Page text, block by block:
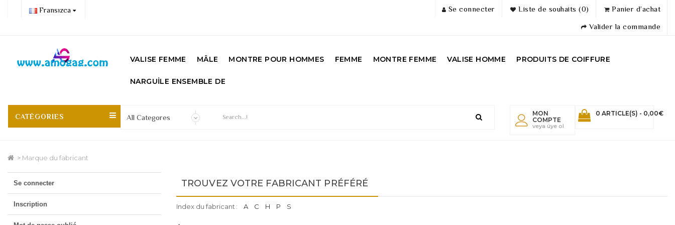
Fransızca Se connecter Liste de souhaits (0) Panier d’achat
Valider la commande
VALISE FEMME MÂLE MONTRE POUR HOMMES FEMME MONTRE FEMME VALISE HOMME PRODUITS DE COIFFURE
NARGUİLE ENSEMBLE DE
CATÉGORIES
MON
COMPTE
veya üye ol
0 ARTICLE(S) - 0,00€
Marque du fabricant
Se connecter
Inscription
TROUVEZ VOTRE FABRICANT PRÉFÉRÉ
Index du fabricant : A C H P S